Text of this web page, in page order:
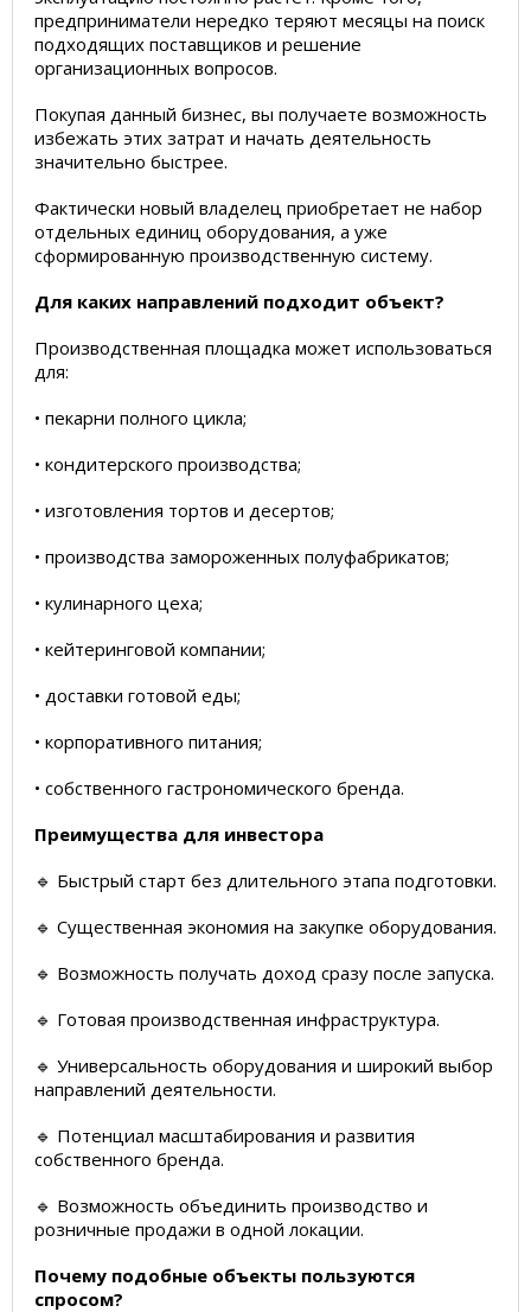
предприниматели нередко теряют месяцы на поиск
подходящих поставщиков и решение
организационных вопросов.
Покупая данный бизнес, вы получаете возможность
избежать этих затрат и начать деятельность
значительно быстрее.
Фактически новый владелец приобретает не набор
отдельных единиц оборудования, а уже
сформированную производственную систему.
Для каких направлений подходит объект?
Производственная площадка может использоваться
для:
• пекарни полного цикла;
• кондитерского производства;
• изготовления тортов и десертов;
• производства замороженных полуфабрикатов;
• кулинарного цеха;
• кейтеринговой компании;
• доставки готовой еды;
• корпоративного питания;
• собственного гастрономического бренда.
Преимущества для инвестора
🔹 Быстрый старт без длительного этапа подготовки.
🔹 Существенная экономия на закупке оборудования.
🔹 Возможность получать доход сразу после запуска.
🔹 Готовая производственная инфраструктура.
🔹 Универсальность оборудования и широкий выбор
направлений деятельности.
🔹 Потенциал масштабирования и развития
собственного бренда.
🔹 Возможность объединить производство и
розничные продажи в одной локации.
Почему подобные объекты пользуются
спросом?